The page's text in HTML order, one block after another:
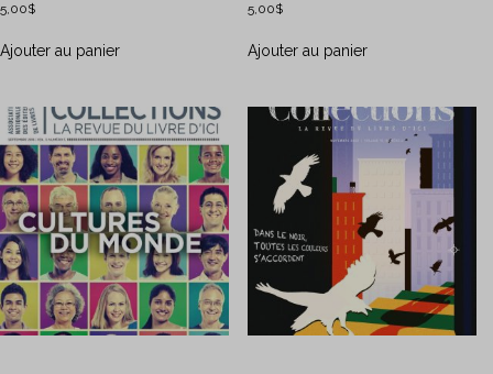
5,00$
Ajouter au panier
5,00$
Ajouter au panier